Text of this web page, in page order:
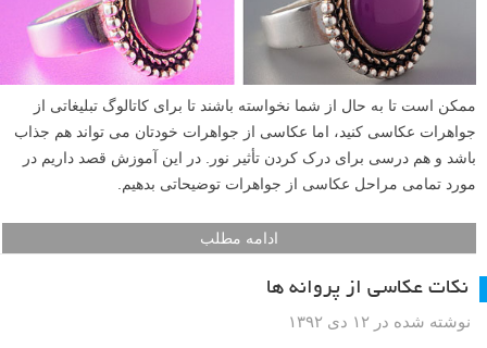
ممکن است تا به حال از شما نخواسته باشند تا برای کاتالوگ تبلیغاتی از
جواهرات عکاسی کنید، اما عکاسی از جواهرات خودتان می تواند هم جذاب
باشد و هم درسی برای درک کردن تأثیر نور. در این آموزش قصد داریم در
مورد تمامی مراحل عکاسی از جواهرات توضیحاتی بدهیم.
ادامه مطلب
نکات عکاسی از پروانه ها
نوشته شده در ۱۲ دی ۱۳۹۲